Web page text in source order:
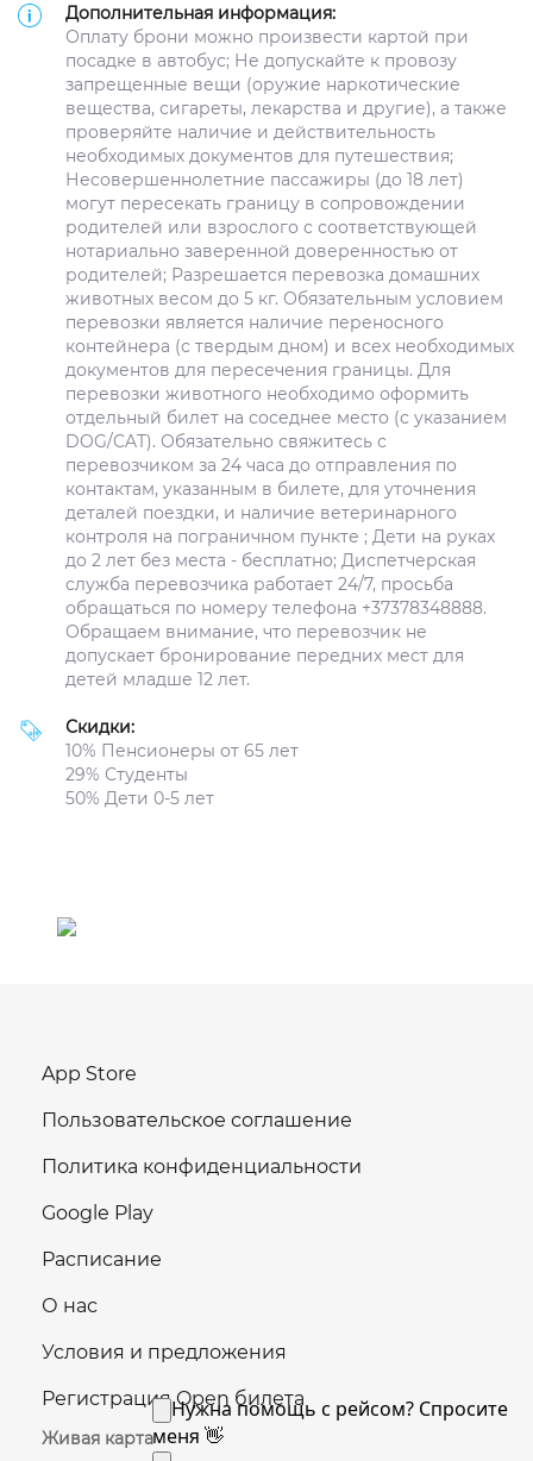
Дополнительная информация:
Оплату брони можно произвести картой при
посадке в автобус; Не допускайте к провозу
запрещенные вещи (оружие наркотические
вещества, сигареты, лекарства и другие), а также
проверяйте наличие и действительность
необходимых документов для путешествия;
Несовершеннолетние пассажиры (до 18 лет)
могут пересекать границу в сопровождении
родителей или взрослого с соответствующей
нотариально заверенной доверенностью от
родителей; Разрешается перевозка домашних
животных весом до 5 кг. Обязательным условием
перевозки является наличие переносного
контейнера (с твердым дном) и всех необходимых
документов для пересечения границы. Для
перевозки животного необходимо оформить
отдельный билет на соседнее место (с указанием
DOG/CAT). Обязательно свяжитесь с
перевозчиком за 24 часа до отправления по
контактам, указанным в билете, для уточнения
деталей поездки, и наличие ветеринарного
контроля на пограничном пункте ; Дети на руках
до 2 лет без места - бесплатно; Диспетчерская
служба перевозчика работает 24/7, просьба
обращаться по номеру телефона +37378348888.
Обращаем внимание, что перевозчик не
допускает бронирование передних мест для
детей младше 12 лет.
Скидки:
10% Пенсионеры от 65 лет
29% Студенты
50% Дети 0-5 лет
App Store
Пользовательское соглашение
Политика конфиденциальности
Google Play
Расписание
О нас
Условия и предложения
Регистрация Open билета
Живая карта